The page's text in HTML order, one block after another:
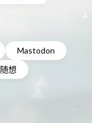
Mastodon
随想